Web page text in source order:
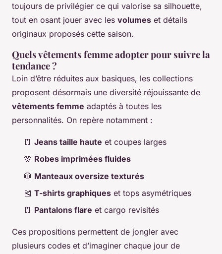
toujours de privilégier ce qui valorise sa silhouette,
tout en osant jouer avec les volumes et détails
originaux proposés cette saison.
Quels vêtements femme adopter pour suivre la
tendance ?
Loin d’être réduites aux basiques, les collections
proposent désormais une diversité réjouissante de
vêtements femme adaptés à toutes les
personnalités. On repère notamment :
👖 Jeans taille haute et coupes larges
🌸 Robes imprimées fluides
🧥 Manteaux oversize texturés
🎽 T-shirts graphiques et tops asymétriques
👖 Pantalons flare et cargo revisités
Ces propositions permettent de jongler avec
plusieurs codes et d’imaginer chaque jour de